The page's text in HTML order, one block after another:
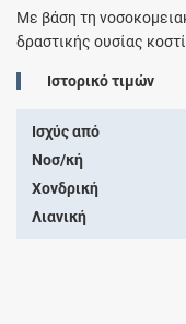
Με βάση τη
δραστικής ουσίας
Ιστορικό τιμών
Ισχύς από
Νοσ/κή
Χονδρική
Λιανική